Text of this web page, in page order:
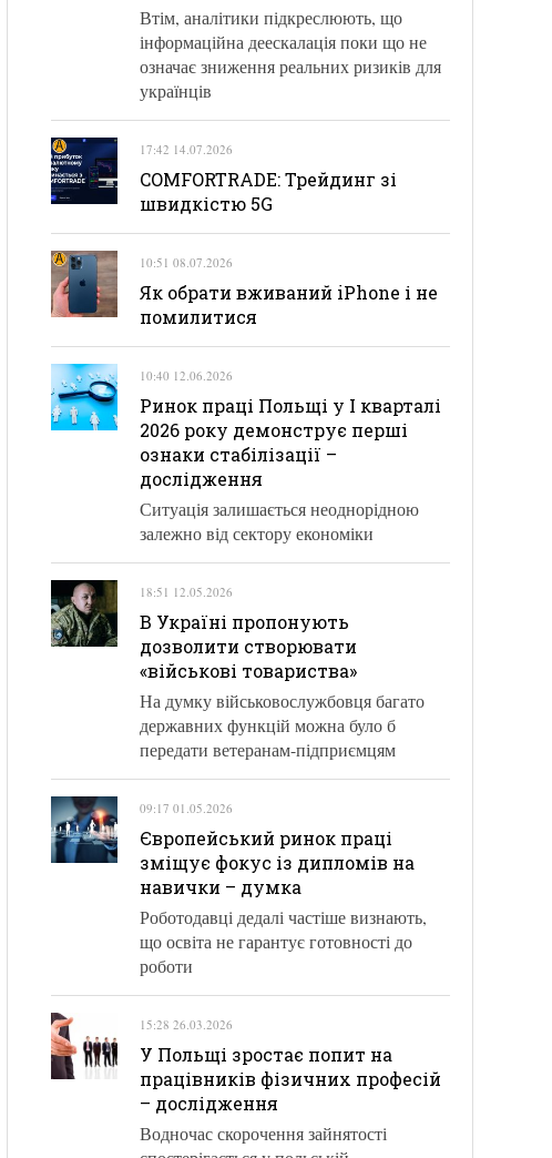
Втім, аналітики підкреслюють, що
інформаційна деескалація поки що не
означає зниження реальних ризиків для
українців
17:42 14.07.2026
COMFORTRADE: Трейдинг зі
швидкістю 5G
10:51 08.07.2026
Як обрати вживаний iPhone і не
помилитися
10:40 12.06.2026
Ринок праці Польщі у І кварталі
2026 року демонструє перші
ознаки стабілізації –
дослідження
Ситуація залишається неоднорідною
залежно від сектору економіки
18:51 12.05.2026
В Україні пропонують
дозволити створювати
«військові товариства»
На думку військовослужбовця багато
державних функцій можна було б
передати ветеранам-підприємцям
09:17 01.05.2026
Європейський ринок праці
зміщує фокус із дипломів на
навички – думка
Роботодавці дедалі частіше визнають,
що освіта не гарантує готовності до
роботи
15:28 26.03.2026
У Польщі зростає попит на
працівників фізичних професій
– дослідження
Водночас скорочення зайнятості